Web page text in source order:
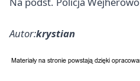
Autor:krystian